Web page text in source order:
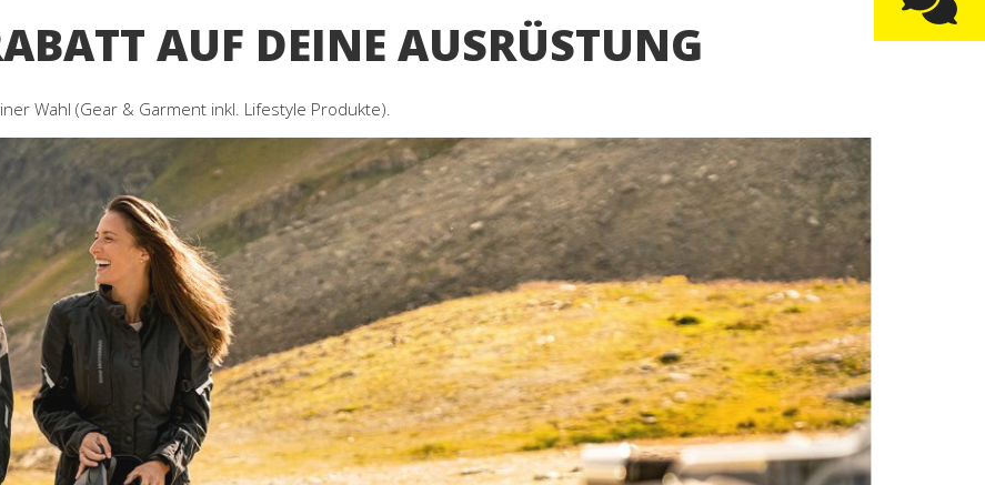
AUF DEINE AUSRÜSTUNG
Wahl (Gear & Garment inkl. Lifestyle Produkte).